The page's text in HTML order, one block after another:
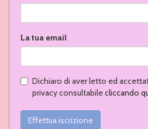
La tua email
Dichiaro di aver letto ed
privacy consultabilecliccando
Effettua iscrizione